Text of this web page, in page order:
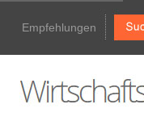
Empfehlungen